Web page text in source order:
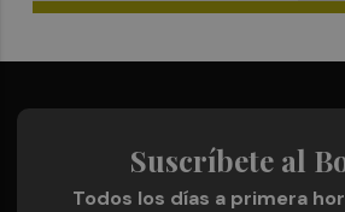
Suscríbete al
Todos los días a primera